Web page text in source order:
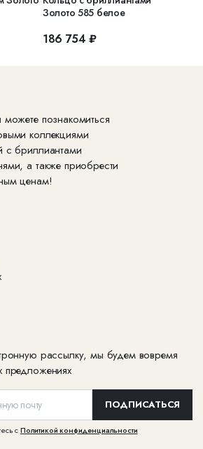
Золото 585 белое
186 754 ₽
познакомиться
коллекциями
с бриллиантами
а также приобрести
ценам!
рассылку, мы будем вовремя
ПОДПИСАТЬСЯ
сПолитикой конфиденциальности